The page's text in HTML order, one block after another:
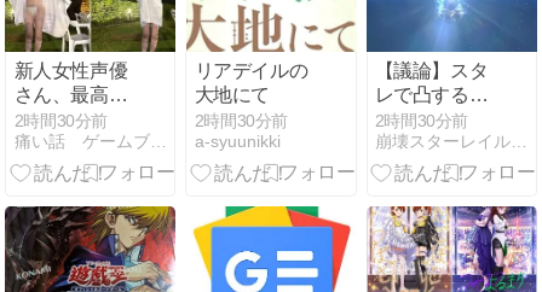
ヤーをプレイ
バック - イン
サイド
新人女性声優
さん、最高す
ぎる水着姿を
公開して話題
にｗｗｗｗｗ
2時間30分前
痛い話 ゲームブログ
リアデイルの
大地にて
2時間30分前
a-syuunikki
【議論】スタ
レで凸するの
は正解？不正
解？
2時間30分前
崩壊スターレイル攻略まとめGS